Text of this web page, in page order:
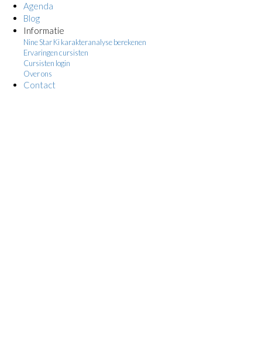
Agenda
Blog
Informatie
Nine Star Ki karakteranalyse berekenen
Ervaringen cursisten
Cursisten login
Over ons
Contact